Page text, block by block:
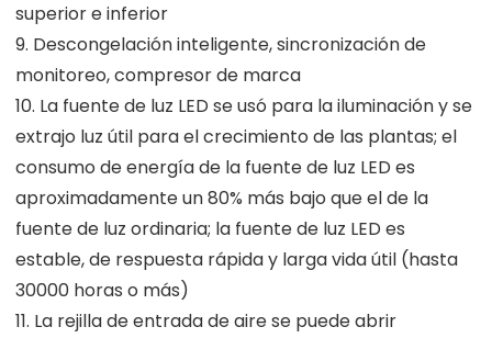
superior e inferior
9. Descongelación inteligente, sincronización de
monitoreo, compresor de marca
10. La fuente de luz LED se usó para la iluminación y se
extrajo luz útil para el crecimiento de las plantas; el
consumo de energía de la fuente de luz LED es
aproximadamente un 80% más bajo que el de la
fuente de luz ordinaria; la fuente de luz LED es
estable, de respuesta rápida y larga vida útil (hasta
30000 horas o más)
11. La rejilla de entrada de aire se puede abrir